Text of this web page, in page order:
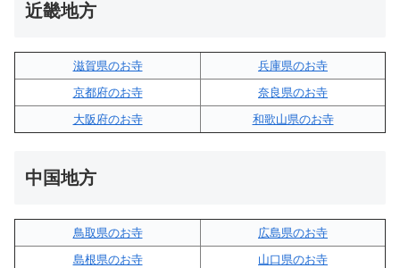
近畿地方
滋賀県のお寺
兵庫県のお寺
京都府のお寺
奈良県のお寺
大阪府のお寺
和歌山県のお寺
中国地方
鳥取県のお寺
広島県のお寺
島根県のお寺
山口県のお寺